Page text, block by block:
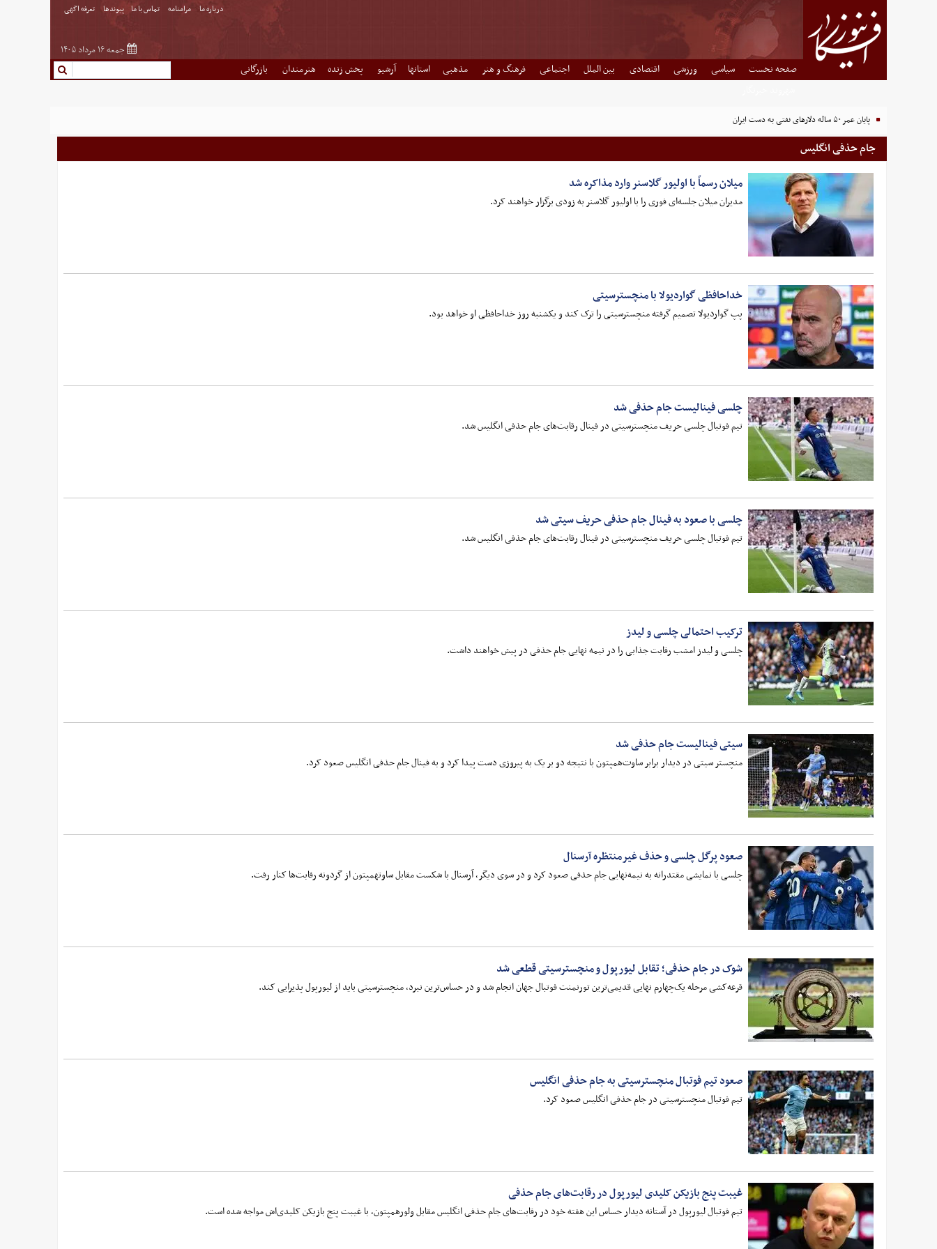
درباره ما مرامنامه تماس با ما پیوندها تعرفه اگهی
جمعه ۱۶ مرداد ۱۴۰۵
صفحه نخست سیاسی ورزشی اقتصادی بین الملل اجتماعی فرهنگ و هنر مذهبی استانها آرشیو پخش زنده هنرمندان
بازرگانی
پایان عمر ۵۰ ساله دلارهای نفتی به دست ایران
جام حذفی انگلیس
میلان رسماً با اولیور گلاسنر وارد مذاکره شد
مدیران میلان جلسه‌ای فوری را با اولیور گلاسنر به زودی برگزار خواهند کرد.
خداحافظی گواردیولا با منچسترسیتی
پپ گواردیولا تصمیم گرفته منچسترسیتی را ترک کند و یکشنبه روز خداحافظی او خواهد بود.
چلسی فینالیست جام حذفی شد
تیم فوتبال چلسی حریف منچسترسیتی در فینال رقابت‌های جام حذفی انگلیس شد.
چلسی با صعود به فینال جام حذفی حریف سیتی شد
تیم فوتبال چلسی حریف منچسترسیتی در فینال رقابت‌های جام حذفی انگلیس شد.
ترکیب احتمالی چلسی و لیدز
چلسی و لیدز امشب رقابت جذابی را در نیمه نهایی جام حذفی در پیش خواهند داشت.
سیتی فینالیست جام حذفی شد
منچستر سیتی در دیدار برابر ساوت‌همپتون با نتیجه دو بر یک به پیروزی دست پیدا کرد و به فینال جام حذفی انگلیس صعود کرد.
صعود پرگل چلسی و حذف غیرمنتظره آرسنال
چلسی با نمایشی مقتدرانه به نیمه‌نهایی جام حذفی صعود کرد و در سوی دیگر، آرسنال با شکست مقابل ساوتهمپتون از گردونه رقابت‌ها کنار رفت.
شوک در جام حذفی؛ تقابل لیورپول و منچسترسیتی قطعی شد
قرعه‌کشی مرحله یک‌چهارم نهایی قدیمی‌ترین تورنمنت فوتبال جهان انجام شد و در حساس‌ترین نبرد، منچسترسیتی باید از لیورپول پذیرایی کند.
صعود تیم فوتبال منچسترسیتی به جام حذفی انگلیس
تیم فوتبال منچسترسیتی در جام حذفی انگلیس صعود کرد.
غیبت پنج بازیکن کلیدی‌ لیورپول در رقابت‌های جام حذفی
تیم فوتبال لیورپول در آستانه دیدار حساس این هفته خود در رقابت‌های جام حذفی انگلیس مقابل ولورهمپتون، با غیبت پنج بازیکن کلیدی‌اش مواجه شده است.